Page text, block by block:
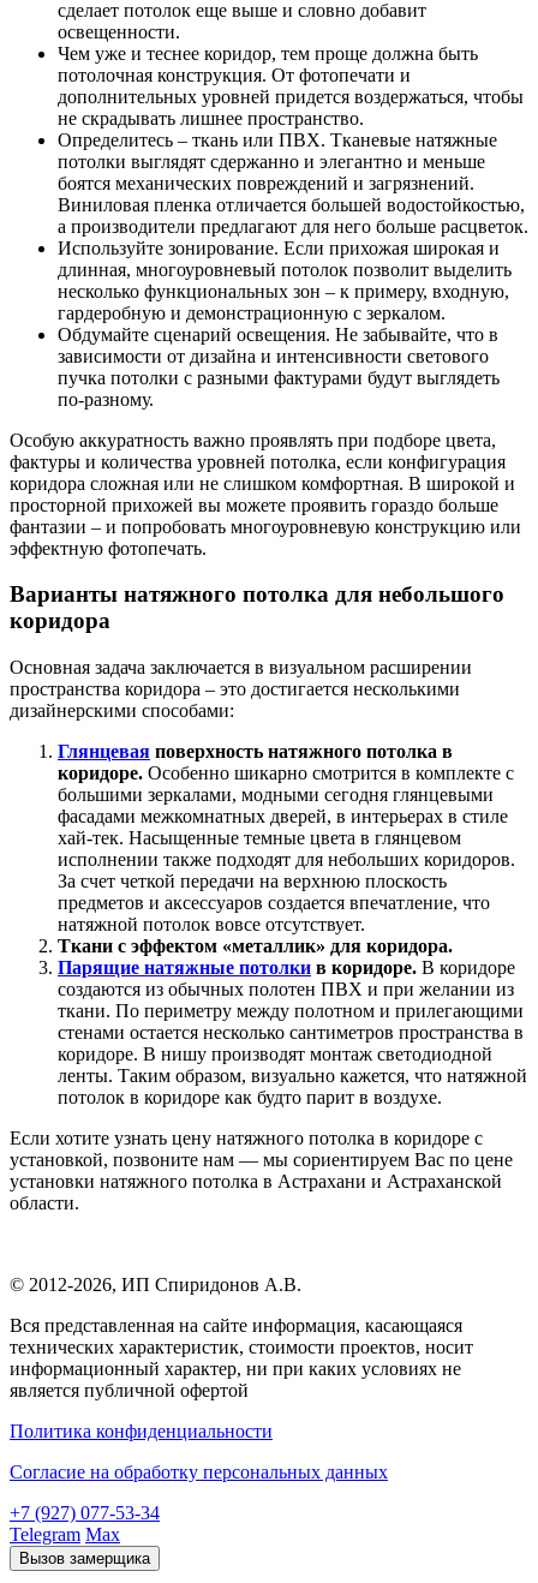
сделает потолок еще выше и словно добавит
освещенности.
Чем уже и теснее коридор, тем проще должна быть
потолочная конструкция. От фотопечати и
дополнительных уровней придется воздержаться, чтобы
не скрадывать лишнее пространство.
Определитесь – ткань или ПВХ. Тканевые натяжные
потолки выглядят сдержанно и элегантно и меньше
боятся механических повреждений и загрязнений.
Виниловая пленка отличается большей водостойкостью,
а производители предлагают для него больше расцветок.
Используйте зонирование. Если прихожая широкая и
длинная, многоуровневый потолок позволит выделить
несколько функциональных зон – к примеру, входную,
гардеробную и демонстрационную с зеркалом.
Обдумайте сценарий освещения. Не забывайте, что в
зависимости от дизайна и интенсивности светового
пучка потолки с разными фактурами будут выглядеть
по-разному.
Особую аккуратность важно проявлять при подборе цвета,
фактуры и количества уровней потолка, если конфигурация
коридора сложная или не слишком комфортная. В широкой и
просторной прихожей вы можете проявить гораздо больше
фантазии – и попробовать многоуровневую конструкцию или
эффектную фотопечать.
Варианты натяжного потолка для небольшого
коридора
Основная задача заключается в визуальном расширении
пространства коридора – это достигается несколькими
дизайнерскими способами:
Глянцевая поверхность натяжного потолка в
коридоре. Особенно шикарно смотрится в комплекте с
большими зеркалами, модными сегодня глянцевыми
фасадами межкомнатных дверей, в интерьерах в стиле
хай-тек. Насыщенные темные цвета в глянцевом
исполнении также подходят для небольших коридоров.
За счет четкой передачи на верхнюю плоскость
предметов и аксессуаров создается впечатление, что
натяжной потолок вовсе отсутствует.
Ткани с эффектом «металлик» для коридора.
Парящие натяжные потолки в коридоре. В коридоре
создаются из обычных полотен ПВХ и при желании из
ткани. По периметру между полотном и прилегающими
стенами остается несколько сантиметров пространства в
коридоре. В нишу производят монтаж светодиодной
ленты. Таким образом, визуально кажется, что натяжной
потолок в коридоре как будто парит в воздухе.
Если хотите узнать цену натяжного потолка в коридоре с
установкой, позвоните нам — мы сориентируем Вас по цене
установки натяжного потолка в Астрахани и Астраханской
области.
© 2012-2026, ИП Спиридонов А.В.
Вся представленная на сайте информация, касающаяся
технических характеристик, стоимости проектов, носит
информационный характер, ни при каких условиях не
является публичной офертой
Политика конфиденциальности
Согласие на обработку персональных данных
+7 (927) 077-53-34
Telegram Max
Вызов замерщика